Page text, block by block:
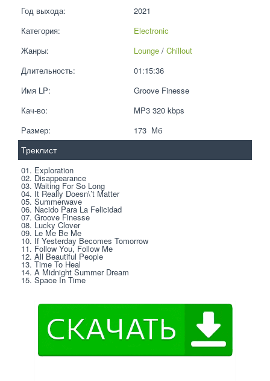
Год выхода:
2021
Категория:
Electronic
Жанры:
Lounge / Chillout
Длительность:
01:15:36
Имя LP:
Groove Finesse
Кач-во:
MP3 320 kbps
Размер:
173  Мб
Треклист
01. Exploration
02. Disappearance
03. Waiting For So Long
04. It Really Doesn\’t Matter
05. Summerwave
06. Nacido Para La Felicidad
07. Groove Finesse
08. Lucky Clover
09. Le Me Be Me
10. If Yesterday Becomes Tomorrow
11. Follow You, Follow Me
12. All Beautiful People
13. Time To Heal
14. A Midnight Summer Dream
15. Space In Time